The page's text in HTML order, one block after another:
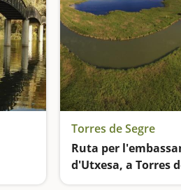
Torres de Segre
Ruta per
d'Utxesa, a Torres
Segre